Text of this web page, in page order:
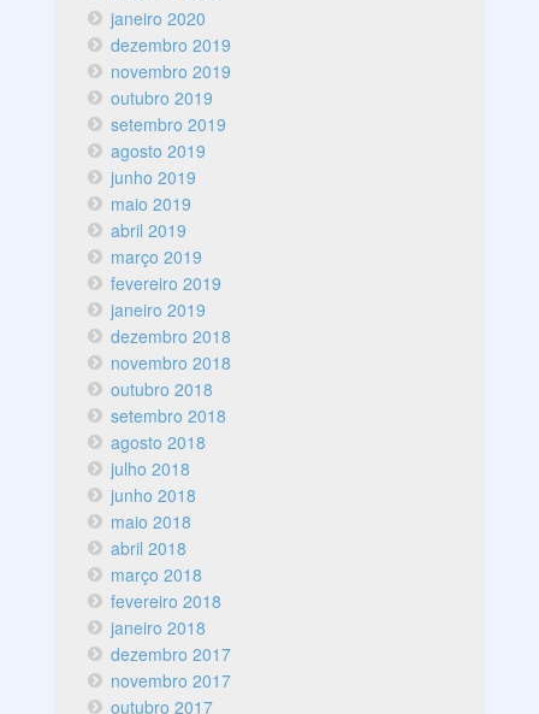
janeiro 2020
dezembro 2019
novembro 2019
outubro 2019
setembro 2019
agosto 2019
junho 2019
maio 2019
abril 2019
março 2019
fevereiro 2019
janeiro 2019
dezembro 2018
novembro 2018
outubro 2018
setembro 2018
agosto 2018
julho 2018
junho 2018
maio 2018
abril 2018
março 2018
fevereiro 2018
janeiro 2018
dezembro 2017
novembro 2017
outubro 2017